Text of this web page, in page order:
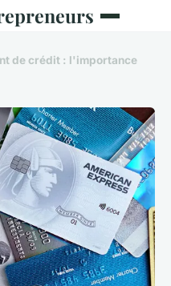
de crédit : l'importance